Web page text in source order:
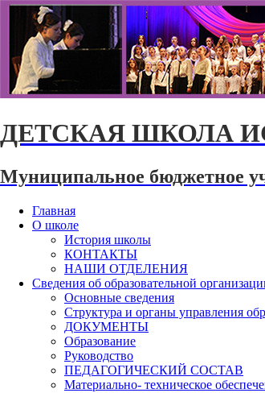
ДЕТСКАЯ ШКОЛА
Муниципальное бюджетное
Главная
О школе
История школы
КОНТАКТЫ
НАШИ ОТДЕЛЕНИЯ
Сведения об образовательной
Основные сведения
Структура и органы управления
ДОКУМЕНТЫ
Образование
Руководство
ПЕДАГОГИЧЕСКИЙ СОСТАВ
Материально- техническое